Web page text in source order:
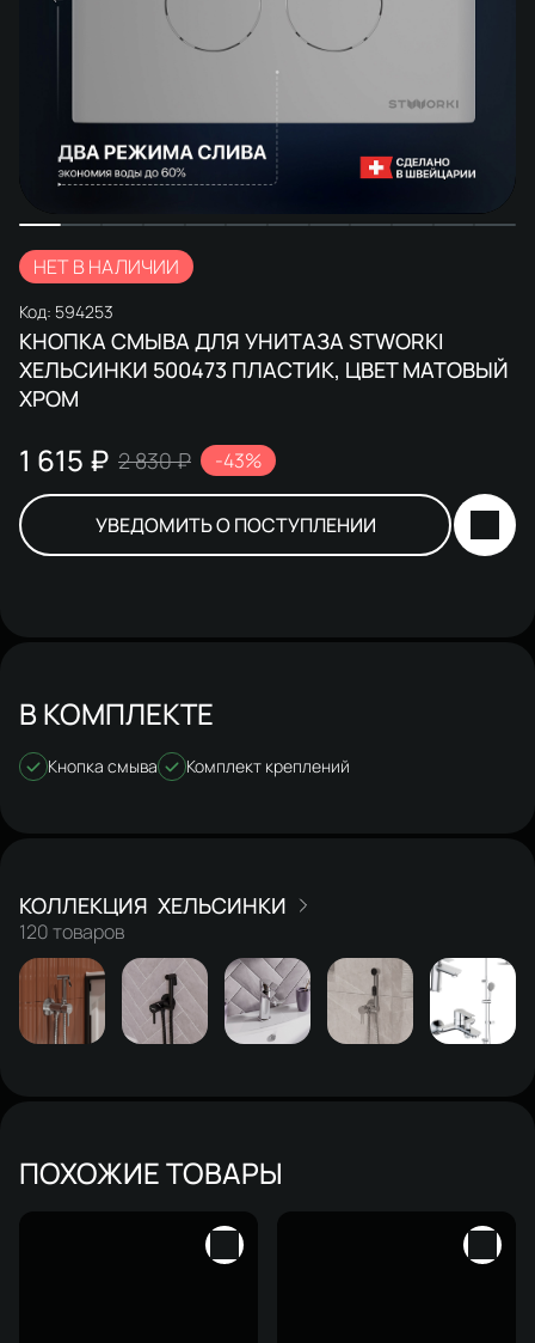
НЕТ В НАЛИЧИИ
Код: 594253
КНОПКА СМЫВА ДЛЯ УНИТАЗА STWORKI
ХЕЛЬСИНКИ 500473 ПЛАСТИК, ЦВЕТ МАТОВЫЙ
ХРОМ
1 615 ₽ 2 830 ₽ -43%
УВЕДОМИТЬ О ПОСТУПЛЕНИИ
В КОМПЛЕКТЕ
Кнопка смыва Комплект креплений
ХЕЛЬСИНКИ
120 товаров
ПОХОЖИЕ ТОВАРЫ